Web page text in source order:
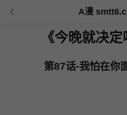
A漫
《今晚就决定
第87话-我怕在你